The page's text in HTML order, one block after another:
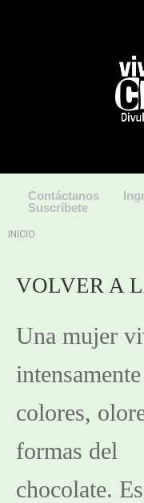
Contáctanos
Suscríbete
Usted está aquí
INICIO
VOLVER A
Una mujer
colores,
formas del
chocolate. Es